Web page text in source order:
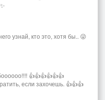
узнай, кто это, хотя бы.. 😜
👍👍👍👍👍👍
если захочешь. 👍👍👍